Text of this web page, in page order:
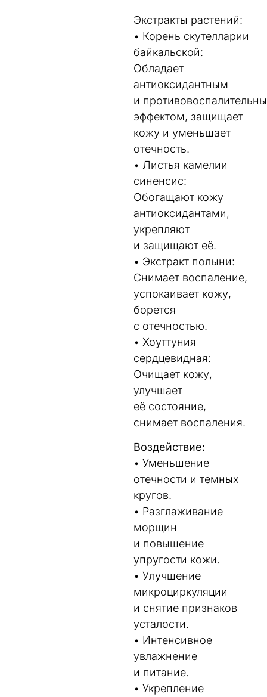
Экстракты растений:
• Корень скутелларии
байкальской:
Обладает
антиоксидантным
и
эффектом, защищает
кожу и уменьшает
отечность.
• Листья камелии
синенсис:
Обогащают кожу
антиоксидантами,
укрепляют
и защищают её.
• Экстракт полыни:
Снимает воспаление,
успокаивает кожу,
борется
с отечностью.
• Хоуттуния
сердцевидная:
Очищает кожу,
улучшает
её состояние,
снимает воспаления.
Воздействие:
• Уменьшение
отечности и темных
кругов.
• Разглаживание
морщин
и повышение
упругости кожи.
• Улучшение
микроциркуляции
и снятие признаков
усталости.
• Интенсивное
увлажнение
и питание.
• Укрепление